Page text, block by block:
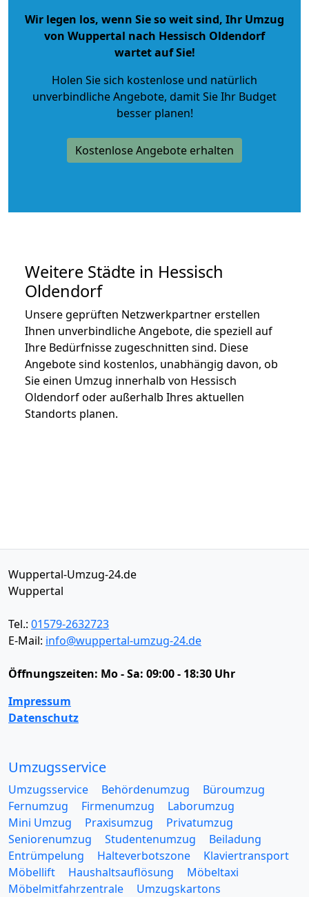
Wir legen los, wenn Sie so weit sind, Ihr Umzug
von Wuppertal nach Hessisch Oldendorf
wartet auf Sie!
Holen Sie sich kostenlose und natürlich
unverbindliche Angebote, damit Sie Ihr Budget
besser planen!
Kostenlose Angebote erhalten
Weitere Städte in Hessisch
Oldendorf
Unsere geprüften Netzwerkpartner erstellen
Ihnen unverbindliche Angebote, die speziell auf
Ihre Bedürfnisse zugeschnitten sind. Diese
Angebote sind kostenlos, unabhängig davon, ob
Sie einen Umzug innerhalb von Hessisch
Oldendorf oder außerhalb Ihres aktuellen
Standorts planen.
Wuppertal-Umzug-24.de
Wuppertal
Tel.: 01579-2632723
E-Mail: info@wuppertal-umzug-24.de
Öffnungszeiten: Mo - Sa: 09:00 - 18:30 Uhr
Impressum
Datenschutz
Umzugsservice
Umzugsservice Behördenumzug
Büroumzug
Fernumzug
Firmenumzug
Laborumzug
Mini Umzug
Praxisumzug
Privatumzug
Seniorenumzug
Studentenumzug
Beiladung
Entrümpelung
Halteverbotszone
Klaviertransport
Möbellift
Haushaltsauflösung
Möbeltaxi
Möbelmitfahrzentrale
Umzugskartons